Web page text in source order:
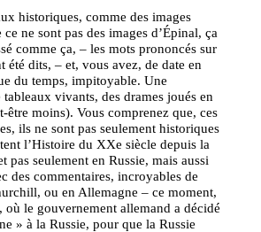
historiques, comme des images
ne sont pas des images d’Épinal, ça
comme ça, – les mots prononcés sur
été dits, – et, vous avez, de date en
du temps, impitoyable. Une
vivants, des drames joués en
être moins). Vous comprenez que, ces
ils ne sont pas seulement historiques
l’Histoire du XXe siècle depuis la
pas seulement en Russie, mais aussi
des commentaires, incroyables de
ou en Allemagne – ce moment,
où le gouvernement allemand a décidé
» à la Russie, pour que la Russie